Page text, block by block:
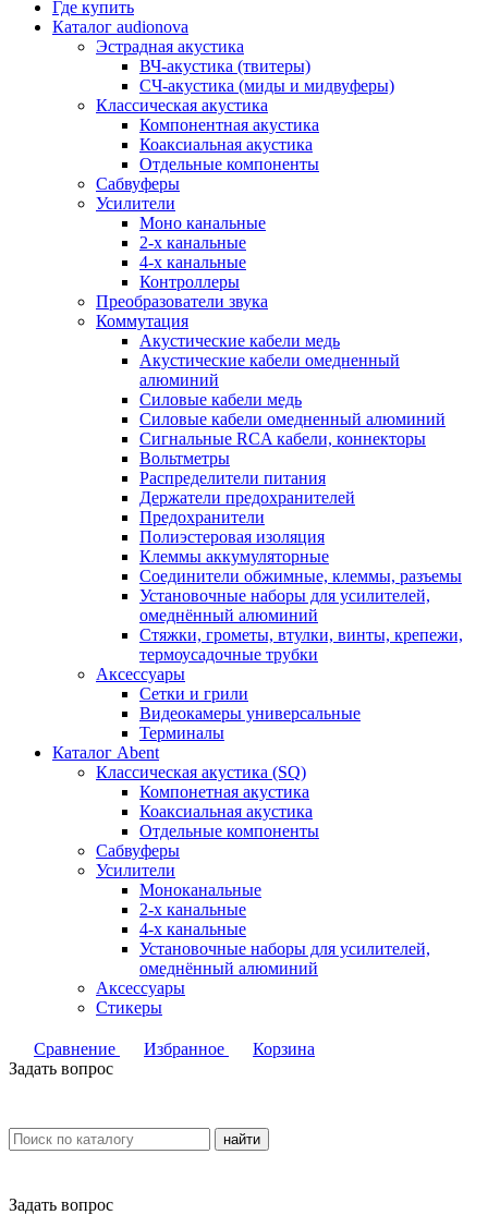
Где купить
Каталог audionova
Эстрадная акустика
ВЧ-акустика (твитеры)
СЧ-акустика (миды и мидвуферы)
Классическая акустика
Компонентная акустика
Коаксиальная акустика
Отдельные компоненты
Сабвуферы
Усилители
Моно канальные
2-х канальные
4-х канальные
Контроллеры
Преобразователи звука
Коммутация
Акустические кабели медь
Акустические кабели омедненный
алюминий
Силовые кабели медь
Силовые кабели омедненный алюминий
Сигнальные RCA кабели, коннекторы
Вольтметры
Распределители питания
Держатели предохранителей
Предохранители
Полиэстеровая изоляция
Клеммы аккумуляторные
Соединители обжимные, клеммы, разъемы
Установочные наборы для усилителей,
омеднённый алюминий
Стяжки, грометы, втулки, винты, крепежи,
термоусадочные трубки
Аксессуары
Сетки и грили
Видеокамеры универсальные
Терминалы
Каталог Abent
Классическая акустика (SQ)
Компонетная акустика
Коаксиальная акустика
Отдельные компоненты
Сабвуферы
Усилители
Моноканальные
2-х канальные
4-х канальные
Установочные наборы для усилителей,
омеднённый алюминий
Аксессуары
Стикеры
Сравнение Избранное
Корзина
Задать вопрос
найти
Задать вопрос